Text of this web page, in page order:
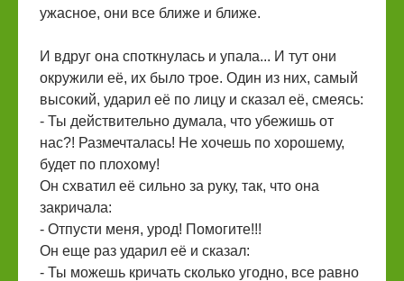
ужасное, они все ближе и ближе.
И вдруг она споткнулась и упала... И тут они
окружили её, их было трое. Один из них, самый
высокий, ударил её по лицу и сказал её, смеясь:
- Ты действительно думала, что убежишь от
нас?! Размечталась! Не хочешь по хорошему,
будет по плохому!
Он схватил её сильно за руку, так, что она
закричала:
- Отпусти меня, урод! Помогите!!!
Он еще раз ударил её и сказал:
- Ты можешь кричать сколько угодно, все равно